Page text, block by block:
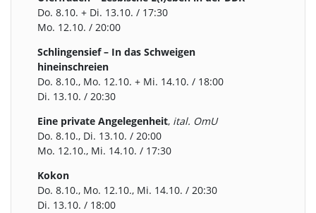
Do. 8.10. + Di. 13.10. / 17:30
Mo. 12.10. / 20:00
Schlingensief – In das Schweigen
hineinschreien
Do. 8.10., Mo. 12.10. + Mi. 14.10. / 18:00
Di. 13.10. / 20:30
Eine private Angelegenheit, ital. OmU
Do. 8.10., Di. 13.10. / 20:00
Mo. 12.10., Mi. 14.10. / 17:30
Kokon
Do. 8.10., Mo. 12.10., Mi. 14.10. / 20:30
Di. 13.10. / 18:00